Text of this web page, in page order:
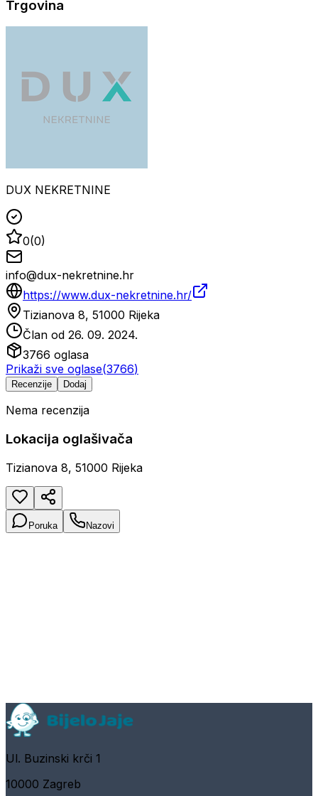
Trgovina
DUX NEKRETNINE
0(0)
info@dux-nekretnine.hr
https://www.dux-nekretnine.hr/
Tizianova 8, 51000 Rijeka
Član od 26. 09. 2024.
3766 oglasa
Prikaži sve oglase(3766)
Recenzije Dodaj
Nema recenzija
Lokacija oglašivača
Tizianova 8, 51000 Rijeka
Poruka Nazovi
Ul. Buzinski krči 1
10000 Zagreb